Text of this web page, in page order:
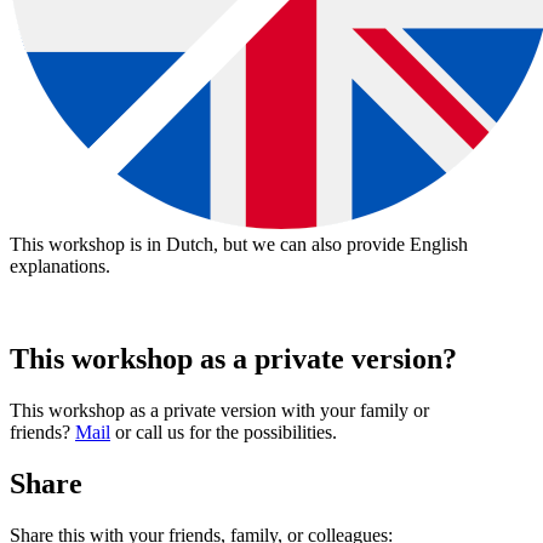
download:Nederlandstalige bon|English voucher
This workshop is in Dutch, but we can also provide English
explanations.
This workshop as a private version?
This workshop as a private version with your family or
friends? Mail or call us for the possibilities.
Share
Share this with your friends, family, or colleagues: